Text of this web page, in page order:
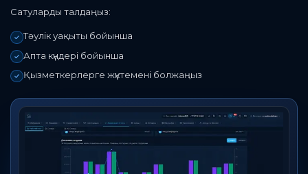
Сатуларды талдаңыз:
Тәулік уақыты бойынша
Апта күндері бойынша
Қызметкерлерге жүктемені болжаңыз